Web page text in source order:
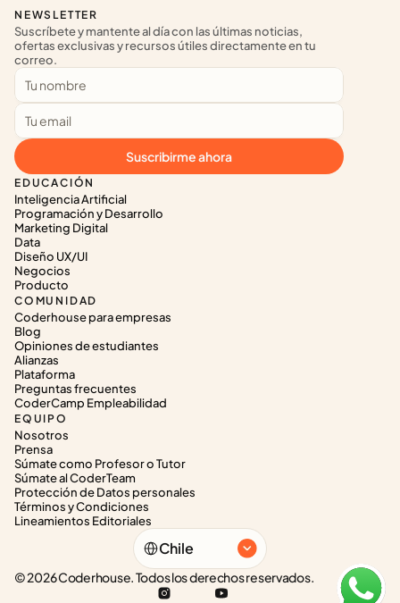
EDUCACIÓN
Inteligencia Artificial
Programación y Desarrollo
Marketing Digital
Data
Diseño UX/UI
Negocios
Producto
COMUNIDAD
Coderhouse para empresas
Blog
Opiniones de estudiantes
Alianzas
Plataforma
Preguntas frecuentes
CoderCamp Empleabilidad
EQUIPO
Nosotros
Prensa
Súmate como Profesor o Tutor
Súmate al CoderTeam
Protección de Datos personales
Términos y Condiciones
Lineamientos Editoriales
NEWSLETTER
Suscríbete y mantente al día con las últimas noticias,
ofertas exclusivas y recursos útiles directamente en tu
correo.
Suscribirme ahora
Select Language
Chile
© 2026 Coderhouse. Todos los derechos reservados.